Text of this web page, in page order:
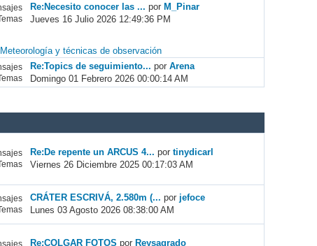
Re:Necesito conocer las ... porM_Pinar
Jueves 16 Julio 2026 12:49:36 PM
y técnicas de observación
Re:Topics de seguimiento... porArena
Domingo 01 Febrero 2026 00:00:14 AM
Temas
Re:De repente un ARCUS 4... portinydicarl
Viernes 26 Diciembre 2025 00:17:03 AM
Temas
CRÁTER ESCRIVÁ, 2.580m (... por jefoce
Lunes 03 Agosto 2026 08:38:00 AM
Re:COLGAR FOTOS por Reysagrado